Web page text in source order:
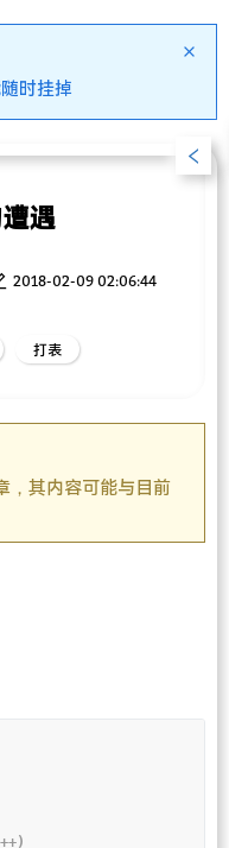
时挂掉
遇
2018-02-09 02:06:44
打表
，其内容可能与目前